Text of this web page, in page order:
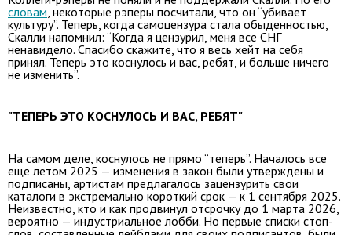
словам, некоторые рэперы посчитали, что он “убивает
культуру”. Теперь, когда самоцензура стала обыденностью,
Скалли напомнил: “Когда я цензурил, меня все СНГ
ненавидело. Спасибо скажите, что я весь хейт на себя
принял. Теперь это коснулось и вас, ребят, и больше ничего
не изменить”.
"ТЕПЕРЬ ЭТО КОСНУЛОСЬ И ВАС, РЕБЯТ"
На самом деле, коснулось не прямо “теперь”. Началось все
еще летом 2025 — изменения в закон были утверждены и
подписаны, артистам предлагалось зацензурить свои
каталоги в экстремально короткий срок — к 1 сентября 2025.
Неизвестно, кто и как продвинул отсрочку до 1 марта 2026,
вероятно — индустриальное лобби. Но первые списки стоп-